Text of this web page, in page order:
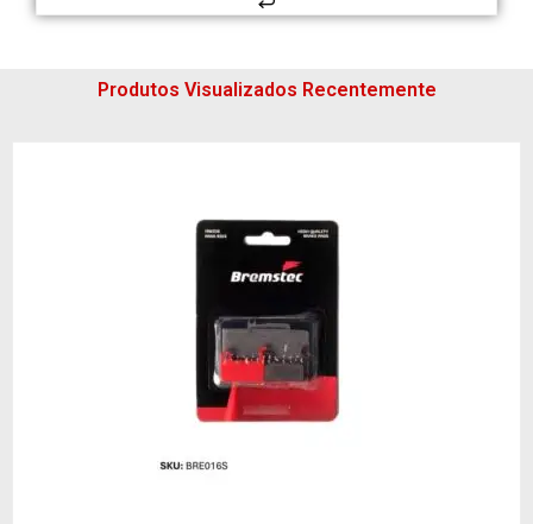
Produtos Visualizados Recentemente